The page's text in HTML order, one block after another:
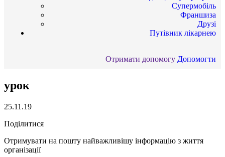
Супермобіль
Франшиза
Друзі
Путівник лікарнею
Отримати допомогу Допомогти
урок
25.11.19
Поділитися
Отримувати на пошту найважливішу інформацію з життя
організації